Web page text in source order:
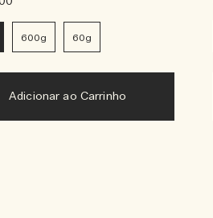
600g 60g
Adicionar ao Carrinho